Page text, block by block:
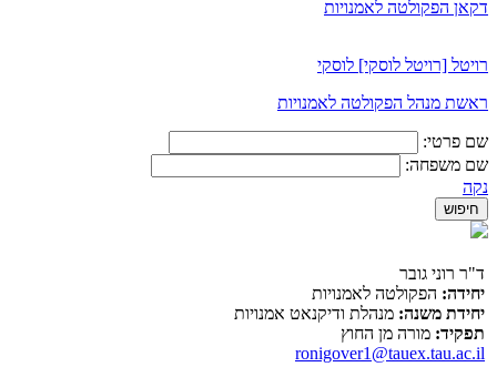
דקאן הפקולטה לאמנויות
רויטל [רויטל לוסקי] לוסקי
ראשת מנהל הפקולטה לאמנויות
שם פרטי:
שם משפחה:
נקה
ד"ר רוני גובר
יחידה: הפקולטה לאמנויות
יחידת משנה: מנהלת ודיקנאט אמנויות
תפקיד: מורה מן החוץ
ronigover1@tauex.tau.ac.il